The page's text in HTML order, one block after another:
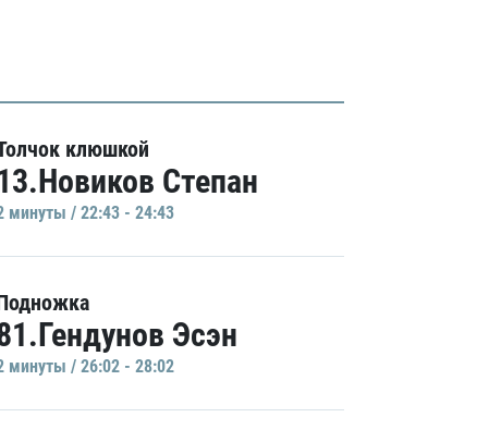
клюшкой
Степан
минуты / 22:43 - 24:43
Эсэн
минуты / 26:02 - 28:02